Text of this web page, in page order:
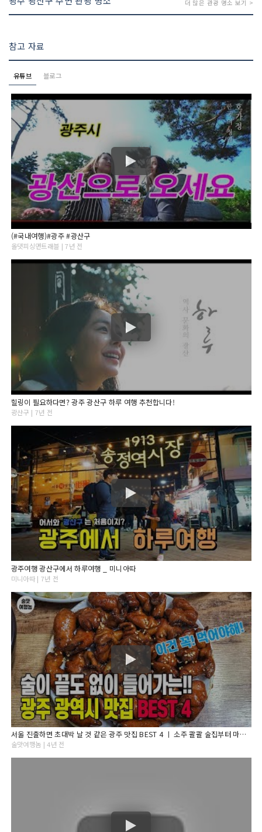
더 많은 관광 명소 보기 >
참고 자료
유튜브 블로그
(#국내여행)#광주 #광산구
올댓피싱앤트래블 | 7년 전
힐링이 필요하다면? 광주 광산구 하루 여행 추천합니다!
광산구 | 7년 전
광주여행 광산구에서 하루여행 _ 미니아따
미니아따 | 7년 전
서울 진출하면 초대박 날 것 같은 광주 맛집 BEST 4 ㅣ 소주 콸콸 술집부터 마무리 특별한 해장까지! 완벽 정리!
술맛여행놈 | 4년 전